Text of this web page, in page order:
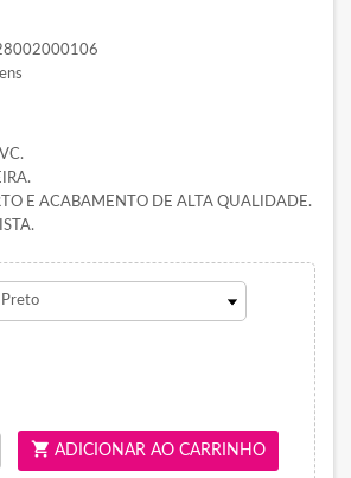
E ACABAMENTO DE ALTA QUALIDADE.
shopping_cart ADICIONAR AO CARRINHO